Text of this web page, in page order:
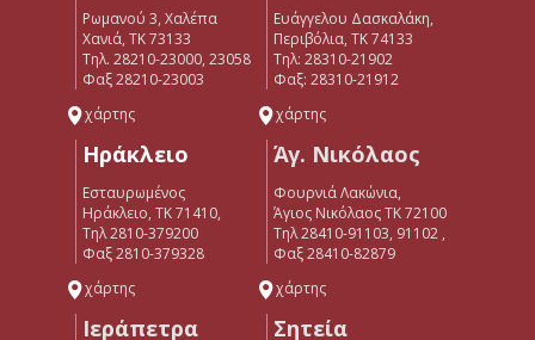
Ρωμανού 3, Χαλέπα
Χανιά, ΤΚ 73133
Τηλ. 28210-23000, 23058
Φαξ 28210-23003
χάρτης
Ευάγγελου Δασκαλάκη,
Περιβόλια, ΤΚ 74133
Tηλ: 28310-21902
Φαξ: 28310-21912
χάρτης
Ηράκλειο
Εσταυρωμένος
Ηράκλειο, ΤΚ 71410,
Τηλ 2810-379200
Φαξ 2810-379328
χάρτης
Άγ. Νικόλαος
Φουρνιά Λακώνια,
Άγιος Νικόλαος ΤΚ 72100
Τηλ 28410-91103, 91102 ,
Φαξ 28410-82879
χάρτης
Ιεράπετρα Σητεία